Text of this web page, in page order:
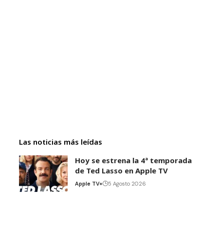
Las noticias más leídas
Hoy se estrena la 4ª temporada
de Ted Lasso en Apple TV
Apple TV+ 5 Agosto 2026